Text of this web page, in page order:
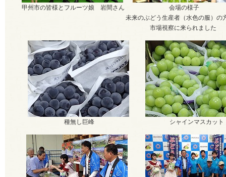
甲州市の皆様とフルーツ娘 岩間さん
会場の様子
未来のぶどう生産者（水色の服）の
市場視察に来られました
種無し巨峰 シャインマスカット